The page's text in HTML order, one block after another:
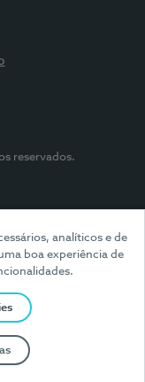
analíticos e de
boa experiência de
reservados.